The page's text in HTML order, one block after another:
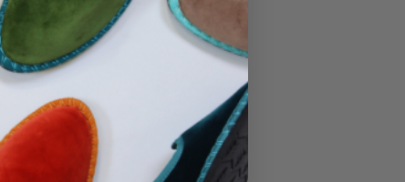
No hay productos en el carrito.